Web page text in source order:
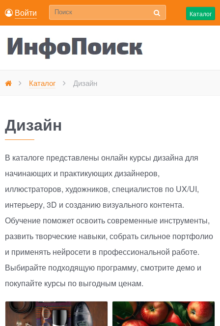
Войти Каталог
Каталог Дизайн
Дизайн
В каталоге представлены онлайн курсы дизайна для
начинающих и практикующих дизайнеров,
иллюстраторов, художников, специалистов по UX/UI,
интерьеру, 3D и созданию визуального контента.
Обучение поможет освоить современные инструменты,
развить творческие навыки, собрать сильное портфолио
и применять нейросети в профессиональной работе.
Выбирайте подходящую программу, смотрите демо и
покупайте курсы по выгодным ценам.